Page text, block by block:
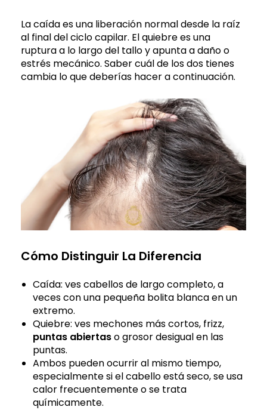
La caída es una liberación normal desde la raíz
al final del ciclo capilar. El quiebre es una
ruptura a lo largo del tallo y apunta a daño o
estrés mecánico. Saber cuál de los dos tienes
cambia lo que deberías hacer a continuación.
Cómo Distinguir La Diferencia
Caída: ves cabellos de largo completo, a
veces con una pequeña bolita blanca en un
extremo.
Quiebre: ves mechones más cortos, frizz,
puntas abiertaso grosor desigual en las
puntas.
Ambos pueden ocurrir al mismo tiempo,
especialmente si el cabello está seco, se usa
calor frecuentemente o se trata
químicamente.